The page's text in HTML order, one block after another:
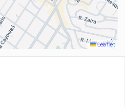
Leaflet